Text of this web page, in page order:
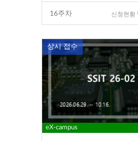
16주차 신청현황
상시 접수
eX-campus